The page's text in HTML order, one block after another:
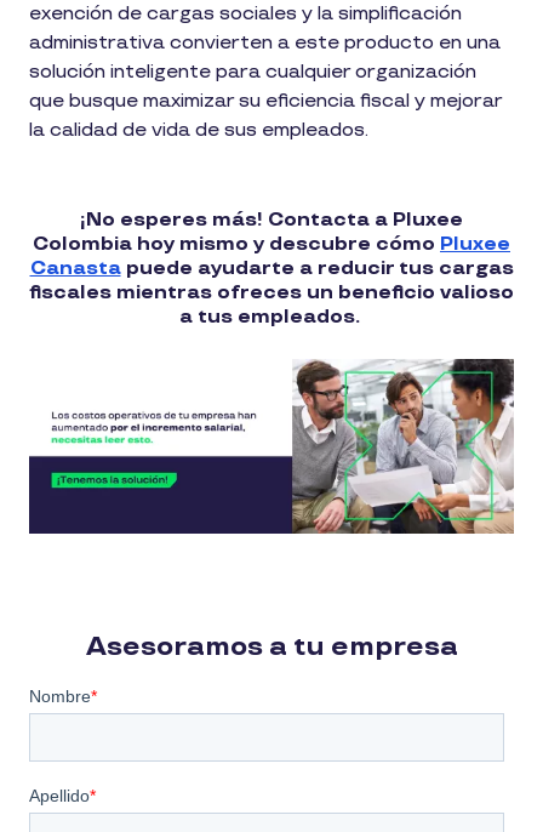
exención de cargas sociales y la simplificación
administrativa convierten a este producto en una
solución inteligente para cualquier organización
que busque maximizar su eficiencia fiscal y mejorar
la calidad de vida de sus empleados.
¡No esperes más! Contacta a Pluxee
Colombia hoy mismo y descubre cómo Pluxee
Canastapuede ayudarte a reducir tus cargas
fiscales mientras ofreces un beneficio valioso
a tus empleados.
Asesoramos a tu empresa